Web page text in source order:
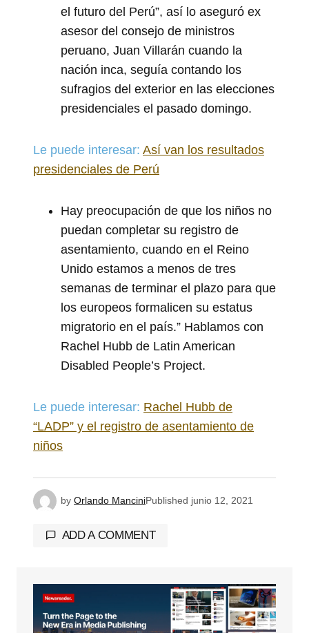
el futuro del Perú”, así lo aseguró ex
asesor del consejo de ministros
peruano, Juan Villarán cuando la
nación inca, seguía contando los
sufragios del exterior en las elecciones
presidenciales el pasado domingo.
Le puede interesar: Así van los resultados
presidenciales de Perú
Hay preocupación de que los niños no
puedan completar su registro de
asentamiento, cuando en el Reino
Unido estamos a menos de tres
semanas de terminar el plazo para que
los europeos formalicen su estatus
migratorio en el país.” Hablamos con
Rachel Hubb de Latin American
Disabled People’s Project.
Le puede interesar: Rachel Hubb de
“LADP” y el registro de asentamiento de
niños
by Orlando ManciniPublished junio 12, 2021
ADD A COMMENT
Tu dirección de correo electrónico no será
Los campos obligatorios están
marcados con*